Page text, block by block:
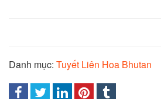
Danh mục: Tuyết Liên Hoa Bhutan